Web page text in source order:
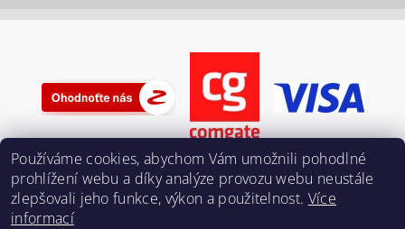
Používáme cookies, abychom Vám umožnili pohodlné
prohlížení webu a díky analýze provozu webu neustále
zlepšovali jeho funkce, výkon a použitelnost. Více
informací